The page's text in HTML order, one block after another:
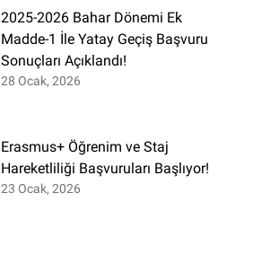
2025-2026 Bahar Dönemi Ek
Madde-1 İle Yatay Geçiş Başvuru
Sonuçları Açıklandı!
28 Ocak, 2026
Erasmus+ Öğrenim ve Staj
Hareketliliği Başvuruları Başlıyor!
23 Ocak, 2026